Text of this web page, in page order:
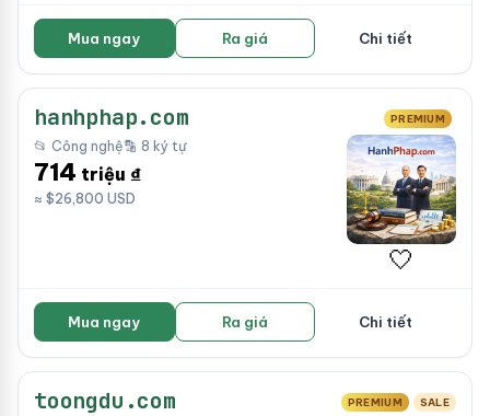
Mua ngay Ra giá Chi tiết
hanhphap.com PREMIUM
📂 Công nghệ🔡 8 ký tự
714 triệu ₫
≈ $26,800 USD
🤍
Mua ngay Ra giá Chi tiết
toongdu.com PREMIUM SALE